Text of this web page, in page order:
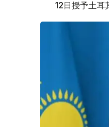
12日授予土耳